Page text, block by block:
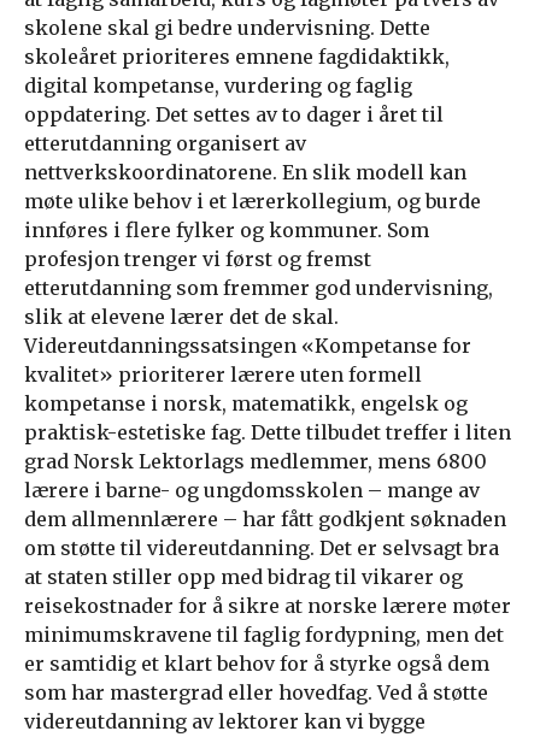
skolene skal gi bedre undervisning. Dette
skoleåret prioriteres emnene fagdidaktikk,
digital kompetanse, vurdering og faglig
oppdatering. Det settes av to dager i året til
etterutdanning organisert av
nettverkskoordinatorene. En slik modell kan
møte ulike behov i et lærerkollegium, og burde
innføres i flere fylker og kommuner. Som
profesjon trenger vi først og fremst
etterutdanning som fremmer god undervisning,
slik at elevene lærer det de skal.
Videreutdanningssatsingen «Kompetanse for
kvalitet» prioriterer lærere uten formell
kompetanse i norsk, matematikk, engelsk og
praktisk-estetiske fag. Dette tilbudet treffer i liten
grad Norsk Lektorlags medlemmer, mens 6800
lærere i barne- og ungdomsskolen – mange av
dem allmennlærere – har fått godkjent søknaden
om støtte til videreutdanning. Det er selvsagt bra
at staten stiller opp med bidrag til vikarer og
reisekostnader for å sikre at norske lærere møter
minimumskravene til faglig fordypning, men det
er samtidig et klart behov for å styrke også dem
som har mastergrad eller hovedfag. Ved å støtte
videreutdanning av lektorer kan vi bygge